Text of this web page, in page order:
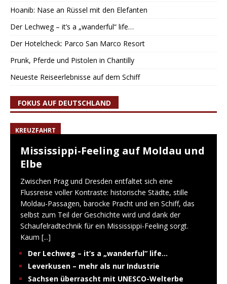
Hoanib: Nase an Rüssel mit den Elefanten
Der Lechweg – it’s a „wanderful“ life…
Der Hotelcheck: Parco San Marco Resort
Prunk, Pferde und Pistolen in Chantilly
Neueste Reiseerlebnisse auf dem Schiff
FOKUS AUF DEUTSCHLAND
KREUZFAHRT
Mississippi-Feeling auf Moldau und
Elbe
Zwischen Prag und Dresden entfaltet sich eine
Flussreise voller Kontraste: historische Städte, stille
Moldau-Passagen, barocke Pracht und ein Schiff, das
selbst zum Teil der Geschichte wird und dank der
Schaufelradtechnik für ein Mississippi-Feeling sorgt.
Kaum [...]
Der Lechweg – it’s a „wanderful“ life…
Leverkusen – mehr als nur Industrie
Sachsen überrascht mit UNESCO-Welterbe